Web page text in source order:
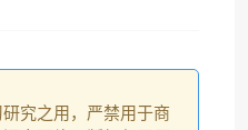
究之用，严禁用于商